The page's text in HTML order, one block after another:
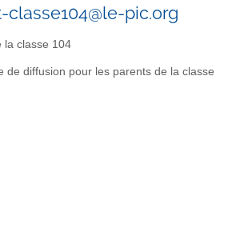
pic.org
la classe 104
de diffusion pour les parents de la classe